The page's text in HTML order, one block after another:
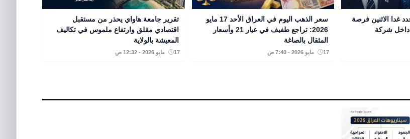
غدا الاثنين فرصة
داخل شركة
سعر الذهب اليوم في العراق الأحد 17 مايو
2026: تراجع طفيف في عيار 21 وأسعار
المثقال بالصاغة
17 مايو 2026 - 7:40 ص
تقرير جامعة هاواي يحذر من مستقبل
اقتصادي مقلق وارتفاع ملموس في تكاليف
المعيشة بالولاية
17 مايو 2026 - 12:32 ص